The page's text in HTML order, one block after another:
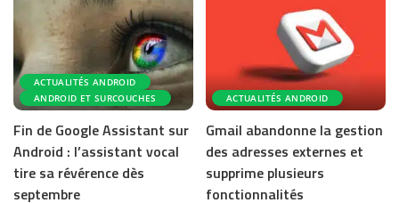
ACTUALITÉS ANDROID
ANDROID ET SURCOUCHES
Fin de Google Assistant sur
Android : l’assistant vocal
tire sa révérence dès
septembre
ACTUALITÉS ANDROID
Gmail abandonne la gestion
des adresses externes et
supprime plusieurs
fonctionnalités